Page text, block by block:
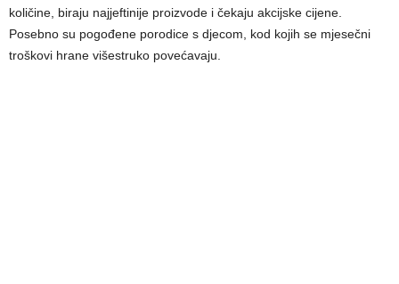
količine, biraju najjeftinije proizvode i čekaju akcijske cijene.
Posebno su pogođene porodice s djecom, kod kojih se mjesečni
troškovi hrane višestruko povećavaju.